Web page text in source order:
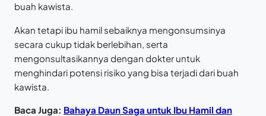
buah kawista.
Akan tetapi ibu hamil sebaiknya mengonsumsinya
secara cukup tidak berlebihan, serta
mengonsultasikannya dengan dokter untuk
menghindari potensi risiko yang bisa terjadi dari buah
kawista.
Baca Juga: Bahaya Daun Saga untuk Ibu Hamil dan